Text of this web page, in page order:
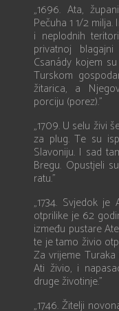
„1696. Ata,
Pečuha 1 1/2
i neplodnih
privatnoj
Csanády kojem
Turskom
žitarica, a
porciju (porez).”
„1709. U selu živi
za plug. Te su
Slavoniju. I sad
Bregu. Opustjeli
ratu.”
„1734. Svjedok
otprilike je 62
između pustare
te je tamo živio
Za vrijeme
Ati živio, i
druge životinje.”
„1746. Žitelji